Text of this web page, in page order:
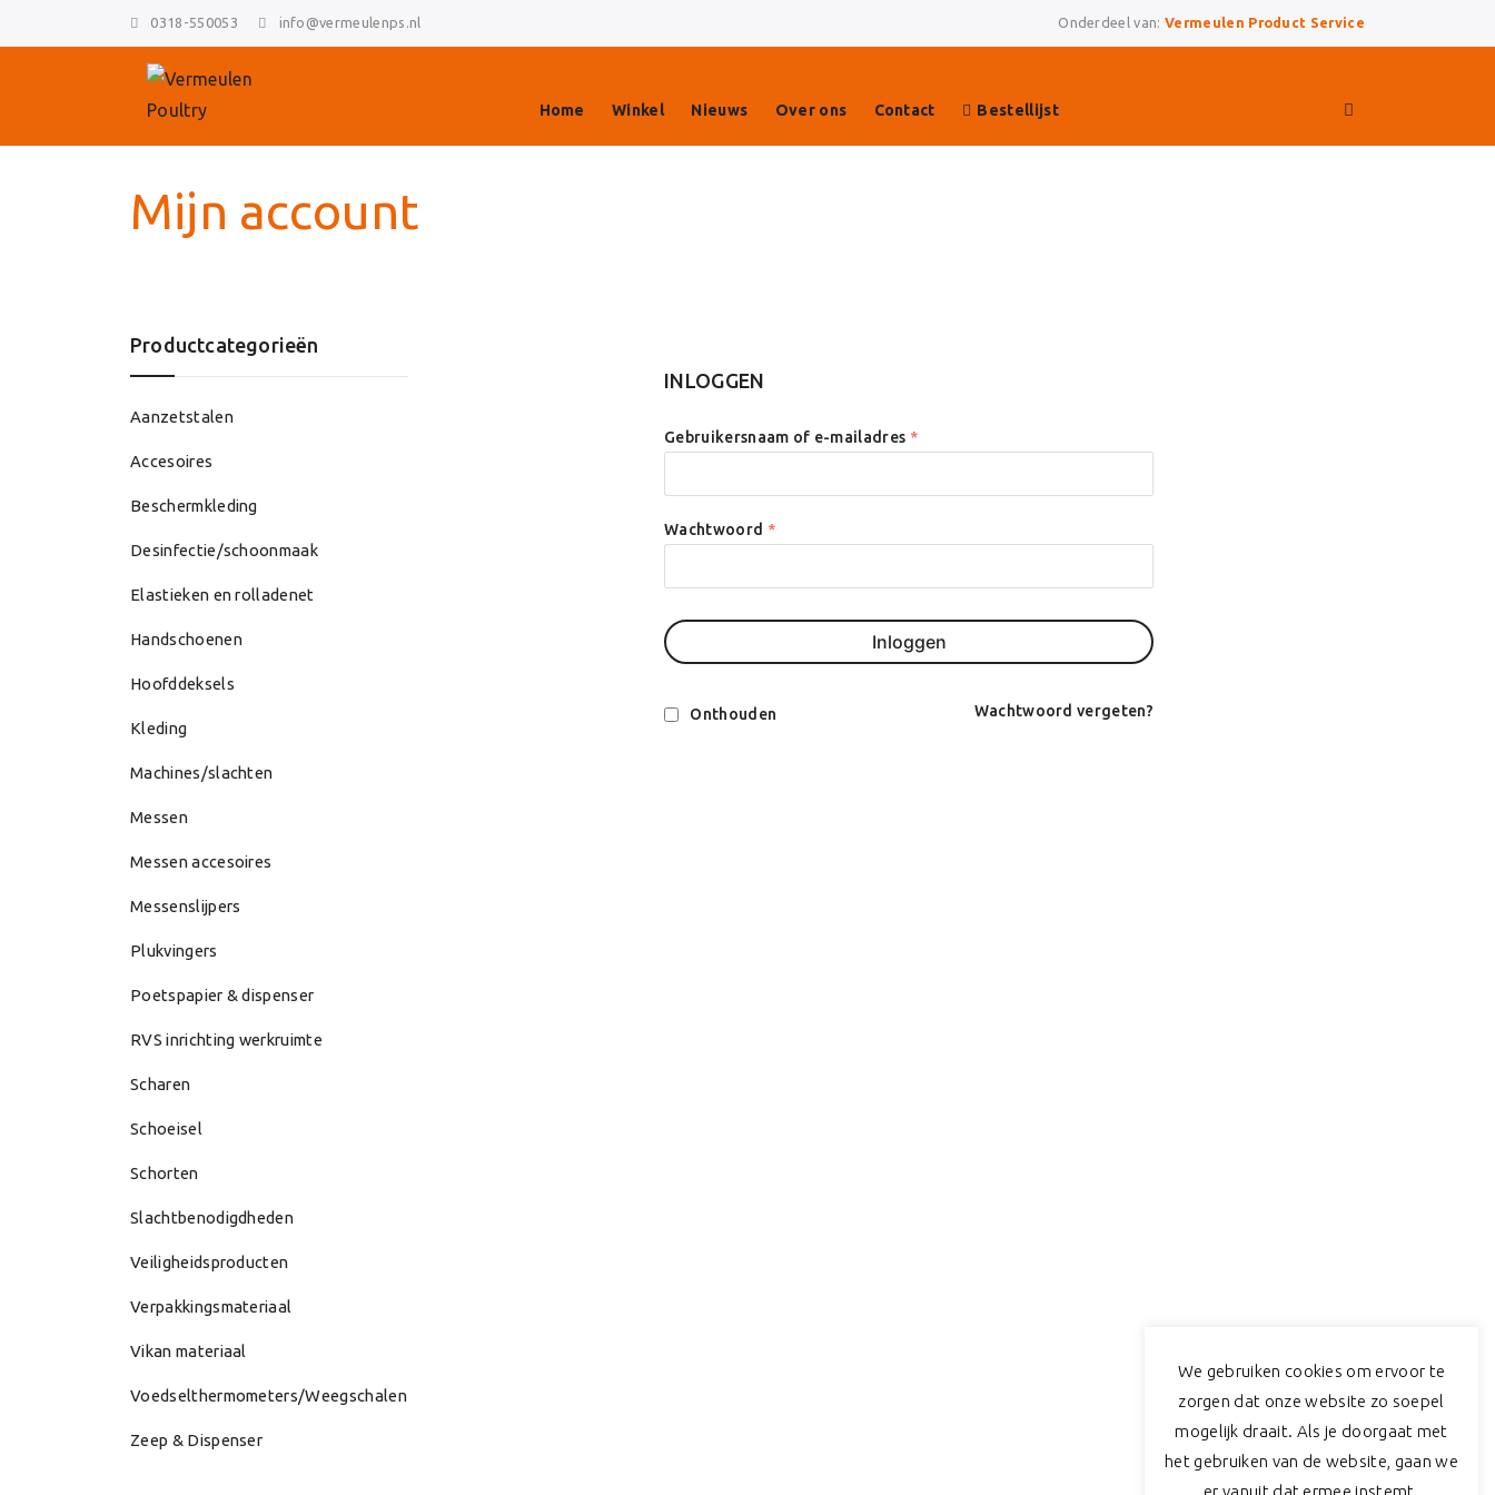
0318-550053 info@vermeulenps.nl Onderdeel van: Vermeulen Product Service
Home Winkel Nieuws Over ons Contact Bestellijst
Mijn account
Skip
to
content
INLOGGEN
Gebruikersnaam of e-mailadres *
Wachtwoord *
Inloggen
Onthouden Wachtwoord vergeten?
Productcategorieën
Aanzetstalen
Accesoires
Beschermkleding
Desinfectie/schoonmaak
Elastieken en rolladenet
Handschoenen
Hoofddeksels
Kleding
Machines/slachten
Messen
Messen accesoires
Messenslijpers
Plukvingers
Poetspapier & dispenser
RVS inrichting werkruimte
Scharen
Schoeisel
Schorten
Slachtbenodigdheden
Veiligheidsproducten
Verpakkingsmateriaal
Vikan materiaal
Voedselthermometers/Weegschalen
Zeep & Dispenser
We gebruiken cookies om ervoor te
zorgen dat onze website zo soepel
mogelijk draait. Als je doorgaat met
het gebruiken van de website, gaan we
er vanuit dat ermee instemt.